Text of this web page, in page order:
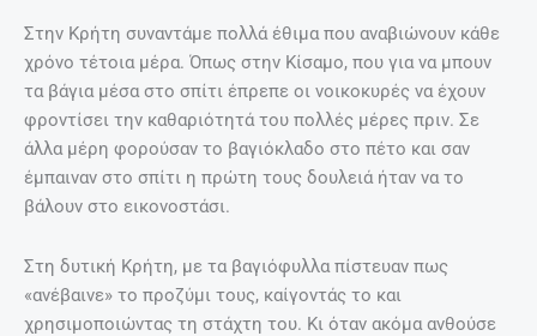
Στην Κρήτη συναντάμε πολλά έθιμα που αναβιώνουν κάθε
χρόνο τέτοια μέρα. Όπως στην Κίσαμο, που για να μπουν
τα βάγια μέσα στο σπίτι έπρεπε οι νοικοκυρές να έχουν
φροντίσει την καθαριότητά του πολλές μέρες πριν. Σε
άλλα μέρη φορούσαν το βαγιόκλαδο στο πέτο και σαν
έμπαιναν στο σπίτι η πρώτη τους δουλειά ήταν να το
βάλουν στο εικονοστάσι.
Στη δυτική Κρήτη, με τα βαγιόφυλλα πίστευαν πως
«ανέβαινε» το προζύμι τους, καίγοντάς το και
χρησιμοποιώντας τη στάχτη του. Κι όταν ακόμα ανθούσε